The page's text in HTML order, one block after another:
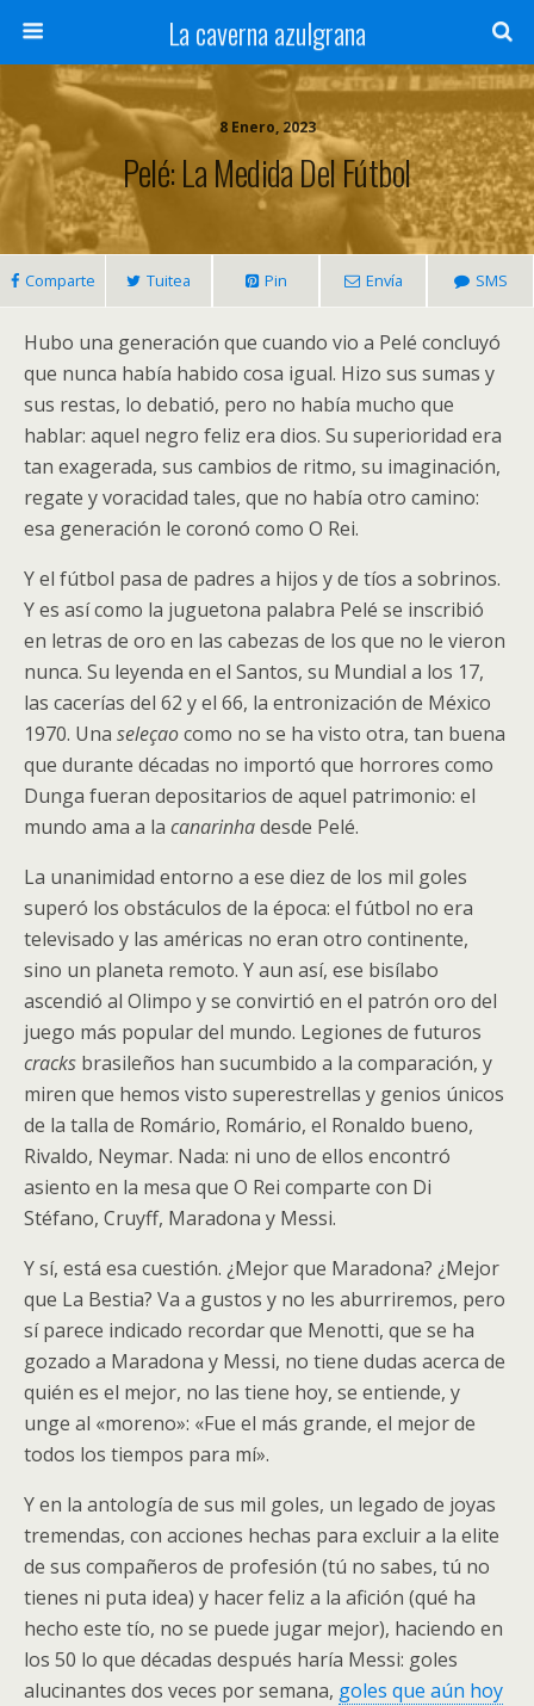
La caverna azulgrana
8 Enero, 2023
Pelé: La Medida Del Fútbol
Comparte Tuitea Pin Envía SMS
Hubo una generación que cuando vio a Pelé concluyó
que nunca había habido cosa igual. Hizo sus sumas y
sus restas, lo debatió, pero no había mucho que
hablar: aquel negro feliz era dios. Su superioridad era
tan exagerada, sus cambios de ritmo, su imaginación,
regate y voracidad tales, que no había otro camino:
esa generación le coronó como O Rei.
Y el fútbol pasa de padres a hijos y de tíos a sobrinos.
Y es así como la juguetona palabra Pelé se inscribió
en letras de oro en las cabezas de los que no le vieron
nunca. Su leyenda en el Santos, su Mundial a los 17,
las cacerías del 62 y el 66, la entronización de México
1970. Una seleçaocomo no se ha visto otra, tan buena
que durante décadas no importó que horrores como
Dunga fueran depositarios de aquel patrimonio: el
mundo ama a la canarinhadesde Pelé.
La unanimidad entorno a ese diez de los mil goles
superó los obstáculos de la época: el fútbol no era
televisado y las américas no eran otro continente,
sino un planeta remoto. Y aun así, ese bisílabo
ascendió al Olimpo y se convirtió en el patrón oro del
juego más popular del mundo. Legiones de futuros
cracks brasileños han sucumbido a la comparación, y
miren que hemos visto superestrellas y genios únicos
de la talla de Romário, Romário, el Ronaldo bueno,
Rivaldo, Neymar. Nada: ni uno de ellos encontró
asiento en la mesa que O Rei comparte con Di
Stéfano, Cruyff, Maradona y Messi.
Y sí, está esa cuestión. ¿Mejor que Maradona? ¿Mejor
que La Bestia? Va a gustos y no les aburriremos, pero
sí parece indicado recordar que Menotti, que se ha
gozado a Maradona y Messi, no tiene dudas acerca de
quién es el mejor, no las tiene hoy, se entiende, y
unge al «moreno»: «Fue el más grande, el mejor de
todos los tiempos para mí».
Y en la antología de sus mil goles, un legado de joyas
tremendas, con acciones hechas para excluir a la elite
de sus compañeros de profesión (tú no sabes, tú no
tienes ni puta idea) y hacer feliz a la afición (qué ha
hecho este tío, no se puede jugar mejor), haciendo en
los 50 lo que décadas después haría Messi: goles
alucinantes dos veces por semana, goles que aún hoy